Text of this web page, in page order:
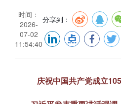
时间：
2026-
07-02
11:54:40
分享到：
庆祝中国共产党成立